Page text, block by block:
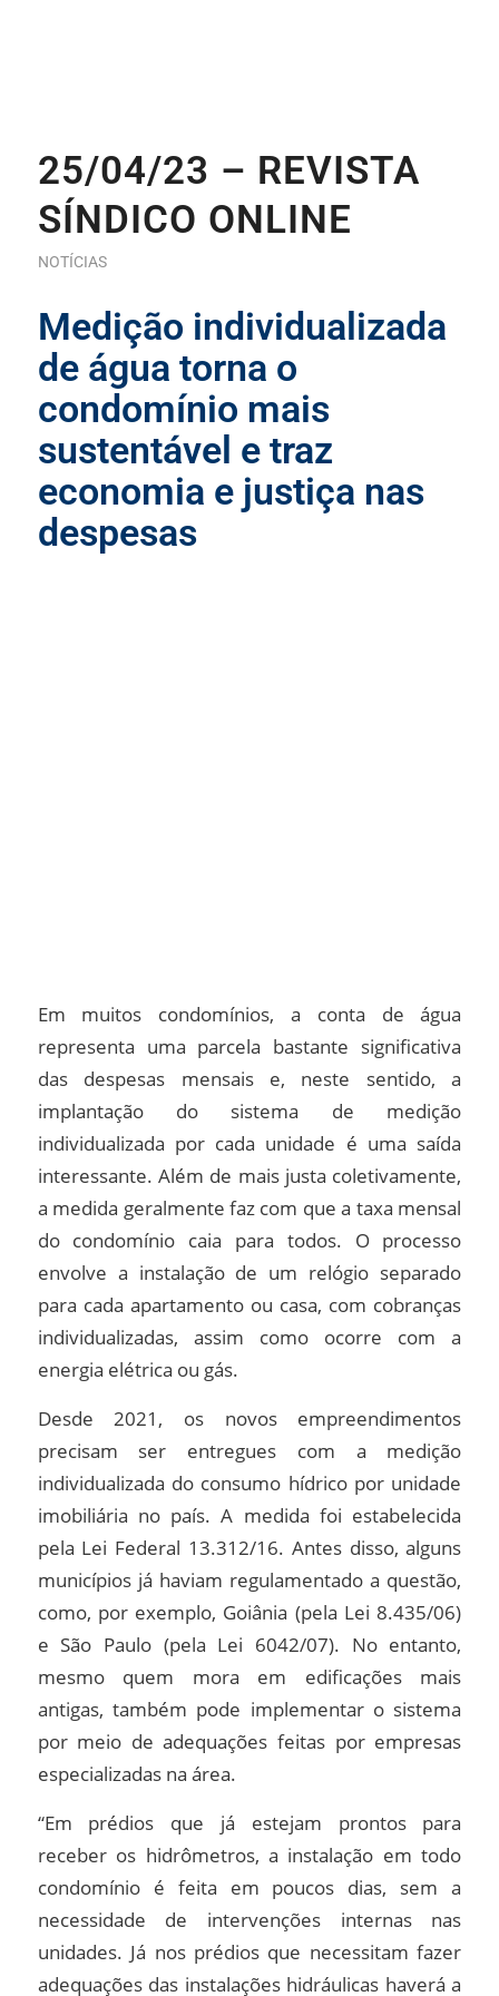
25/04/23 – REVISTA
SÍNDICO ONLINE
NOTÍCIAS
Medição individualizada
de água torna o
condomínio mais
sustentável e traz
economia e justiça nas
despesas
Em muitos condomínios, a conta de água
representa uma parcela bastante significativa
das despesas mensais e, neste sentido, a
implantação do sistema de medição
individualizada por cada unidade é uma saída
interessante. Além de mais justa coletivamente,
a medida geralmente faz com que a taxa mensal
do condomínio caia para todos. O processo
envolve a instalação de um relógio separado
para cada apartamento ou casa, com cobranças
individualizadas, assim como ocorre com a
energia elétrica ou gás.
Desde 2021, os novos empreendimentos
precisam ser entregues com a medição
individualizada do consumo hídrico por unidade
imobiliária no país. A medida foi estabelecida
pela Lei Federal 13.312/16. Antes disso, alguns
municípios já haviam regulamentado a questão,
como, por exemplo, Goiânia (pela Lei 8.435/06)
e São Paulo (pela Lei 6042/07). No entanto,
mesmo quem mora em edificações mais
antigas, também pode implementar o sistema
por meio de adequações feitas por empresas
especializadas na área.
“Em prédios que já estejam prontos para
receber os hidrômetros, a instalação em todo
condomínio é feita em poucos dias, sem a
necessidade de intervenções internas nas
unidades. Já nos prédios que necessitam fazer
adequações das instalações hidráulicas haverá a